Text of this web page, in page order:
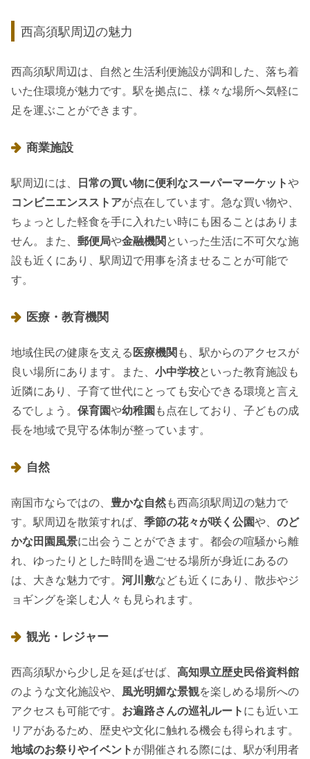
西高須駅周辺の魅力
西高須駅周辺は、自然と生活利便施設が調和した、落ち着
いた住環境が魅力です。駅を拠点に、様々な場所へ気軽に
足を運ぶことができます。
商業施設
駅周辺には、 日常の買い物に便利なスーパーマーケットや
コンビニエンスストアが点在しています。急な買い物や、
ちょっとした軽食を手に入れたい時にも困ることはありま
せん。また、 郵便局や金融機関 といった生活に不可欠な施
設も近くにあり、駅周辺で用事を済ませることが可能で
す。
医療・教育機関
地域住民の健康を支える 医療機関 も、駅からのアクセスが
良い場所にあります。また、 小中学校といった教育施設も
近隣にあり、子育て世代にとっても安心できる環境と言え
るでしょう。 保育園や幼稚園 も点在しており、子どもの成
長を地域で見守る体制が整っています。
自然
南国市ならではの、 豊かな自然も西高須駅周辺の魅力で
す。駅周辺を散策すれば、 季節の花々が咲く公園や、 のど
かな田園風景に出会うことができます。都会の喧騒から離
れ、ゆったりとした時間を過ごせる場所が身近にあるの
は、大きな魅力です。 河川敷なども近くにあり、散歩やジ
ョギングを楽しむ人々も見られます。
観光・レジャー
西高須駅から少し足を延ばせば、 高知県立歴史民俗資料館
のような文化施設や、
風光明媚な景観を楽しめる場所への
アクセスも可能です。 お遍路さんの巡礼ルート にも近いエ
リアがあるため、歴史や文化に触れる機会も得られます。
地域のお祭りやイベント が開催される際には、駅が利用者